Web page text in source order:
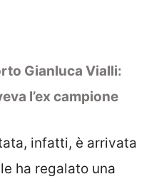
Gianluca Vialli:
l’ex campione
infatti, è arrivata
ha regalato una